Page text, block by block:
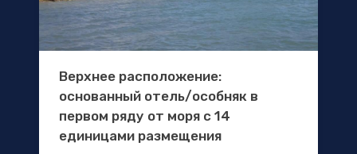
Верхнее расположение:
основанный отель/особняк в
первом ряду от моря с 14
единицами размещения